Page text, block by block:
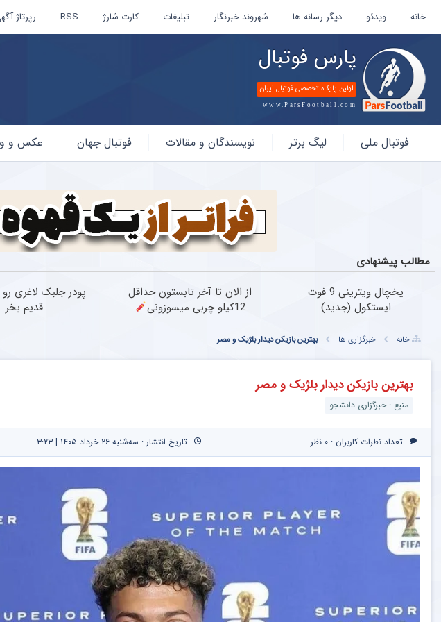
خانه ویدئو دیگر رسانه ها شهروند خبرنگار تبلیغات کارت شارژ RSS رپرتاژ
پارس فوتبال
اولین پایگاه تخصصی فوتبال ایران
www.ParsFootball.com
فوتبال
فوتبال ملی لیگ برتر نویسندگان و مقالات فوتبال جهان عکس و
مطالب پیشنهادی
یخچال ویترینی 9 فوت
ایستکول (جدید)
از الان تا آخر تابستون حداقل
12کیلو چربی میسوزونی
پودر جلبک لاغری
قدیم بخر
خانه خبرگزاری ها بهترین بازیکن دیدار بلژیک و مصر
بهترین بازیکن دیدار بلژیک و مصر
منبع : خبرگزاری دانشجو
تعداد نظرات کاربران : ۰ نظر تاریخ انتشار : سه‌شنبه ۲۶ خرداد ۱۴۰۵ | ۳:۲۳